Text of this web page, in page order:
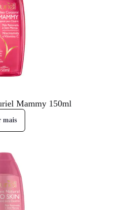
Mammy 150ml
mais